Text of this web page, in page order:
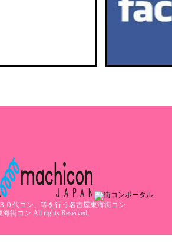
０代コン、等を行う名古屋東海街コン
街コン All rights Reserved.